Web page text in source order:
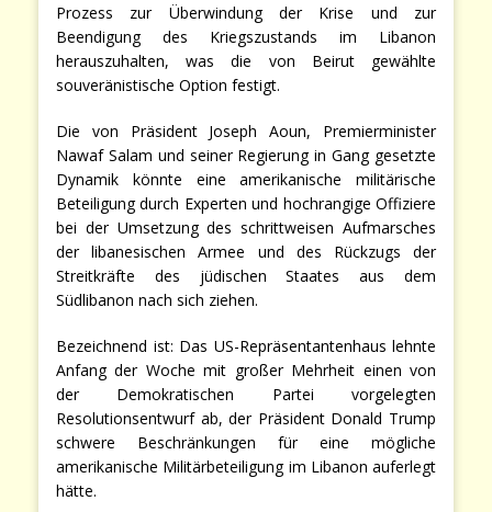
Prozess zur Überwindung der Krise und zur
Beendigung des Kriegszustands im Libanon
herauszuhalten, was die von Beirut gewählte
souveränistische Option festigt.
Die von Präsident Joseph Aoun, Premierminister
Nawaf Salam und seiner Regierung in Gang gesetzte
Dynamik könnte eine amerikanische militärische
Beteiligung durch Experten und hochrangige Offiziere
bei der Umsetzung des schrittweisen Aufmarsches
der libanesischen Armee und des Rückzugs der
Streitkräfte des jüdischen Staates aus dem
Südlibanon nach sich ziehen.
Bezeichnend ist: Das US-Repräsentantenhaus lehnte
Anfang der Woche mit großer Mehrheit einen von
der Demokratischen Partei vorgelegten
Resolutionsentwurf ab, der Präsident Donald Trump
schwere Beschränkungen für eine mögliche
amerikanische Militärbeteiligung im Libanon auferlegt
hätte.